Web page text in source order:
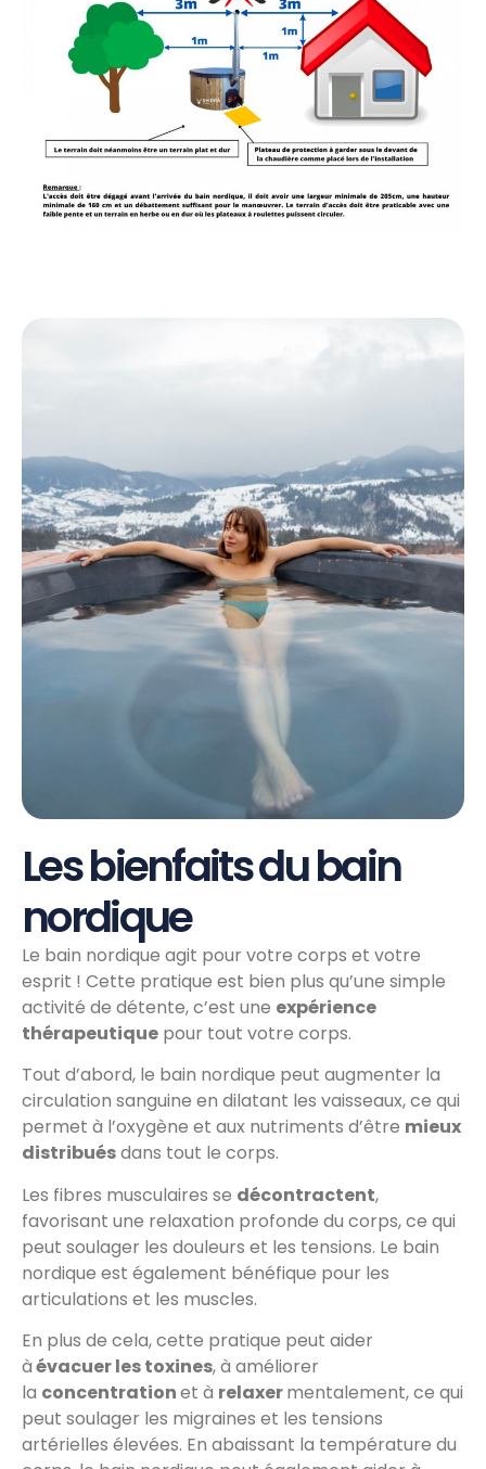
Les bienfaits du bain
nordique
Le bain nordique agit pour votre corps et votre
esprit ! Cette pratique est bien plus qu’une simple
activité de détente, c’est une expérience
thérapeutique pour tout votre corps.
Tout d’abord, le bain nordique peut augmenter la
circulation sanguine en dilatant les vaisseaux, ce qui
permet à l’oxygène et aux nutriments d’être mieux
distribuésdans tout le corps.
Les fibres musculaires se décontractent,
favorisant une relaxation profonde du corps, ce qui
peut soulager les douleurs et les tensions. Le bain
nordique est également bénéfique pour les
articulations et les muscles.
En plus de cela, cette pratique peut aider
àévacuer les toxines, à améliorer
la concentrationet à relaxermentalement, ce qui
peut soulager les migraines et les tensions
artérielles élevées. En abaissant la température du